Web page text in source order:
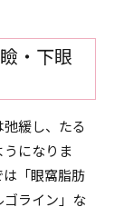
・下眼
緩し、たる
になりま
「眼窩脂肪
ライン」な